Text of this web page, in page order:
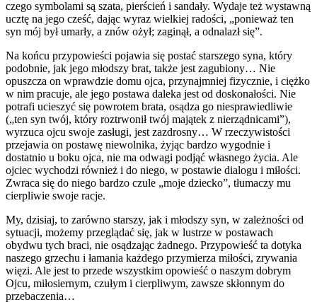
czego symbolami są szata, pierścień i sandały. Wydaje też wystawną
ucztę na jego cześć, dając wyraz wielkiej radości, „ponieważ ten
syn mój był umarły, a znów ożył; zaginął, a odnalazł się”.
Na końcu przypowieści pojawia się postać starszego syna, który
podobnie, jak jego młodszy brat, także jest zagubiony… Nie
opuszcza on wprawdzie domu ojca, przynajmniej fizycznie, i ciężko
w nim pracuje, ale jego postawa daleka jest od doskonałości. Nie
potrafi ucieszyć się powrotem brata, osądza go niesprawiedliwie
(„ten syn twój, który roztrwonił twój majątek z nierządnicami”),
wyrzuca ojcu swoje zasługi, jest zazdrosny… W rzeczywistości
przejawia on postawę niewolnika, żyjąc bardzo wygodnie i
dostatnio u boku ojca, nie ma odwagi podjąć własnego życia. Ale
ojciec wychodzi również i do niego, w postawie dialogu i miłości.
Zwraca się do niego bardzo czule „moje dziecko”, tłumaczy mu
cierpliwie swoje racje.
My, dzisiaj, to zarówno starszy, jak i młodszy syn, w zależności od
sytuacji, możemy przeglądać się, jak w lustrze w postawach
obydwu tych braci, nie osądzając żadnego. Przypowieść ta dotyka
naszego grzechu i łamania każdego przymierza miłości, zrywania
więzi. Ale jest to przede wszystkim opowieść o naszym dobrym
Ojcu, miłosiernym, czułym i cierpliwym, zawsze skłonnym do
przebaczenia…